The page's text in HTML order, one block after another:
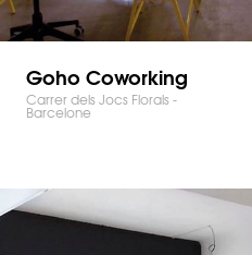
Goho Coworking
Carrer dels Jocs Florals -
Barcelone